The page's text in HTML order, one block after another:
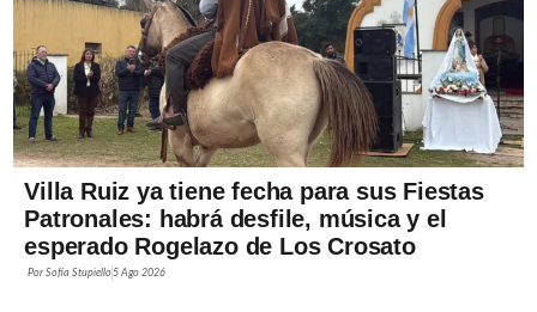
Villa Ruiz ya tiene fecha para sus Fiestas
Patronales: habrá desfile, música y el
esperado Rogelazo de Los Crosato
PorSofía Stupiello5 Ago 2026